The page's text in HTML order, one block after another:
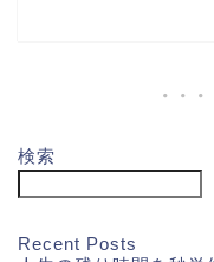
検索
Recent Posts